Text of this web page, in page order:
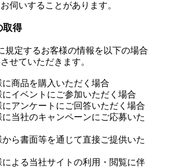
伺いすることがあります。
取得
定するお客様の情報を以下の場合
せていただきます。
に商品を購入いただく場合
にイベントにご参加いただく場合
にアンケートにご回答いただく場合
に当社のキャンペーンにご応募いた
から書面等を通じて直接ご提供いた
による当社サイトの利用・閲覧に伴